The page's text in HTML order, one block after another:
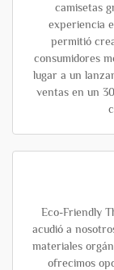
camisetas
experiencia
permitió
consumidores
lugar a un
ventas en un
Eco-Friendly
acudió a
materiales
ofrecimos